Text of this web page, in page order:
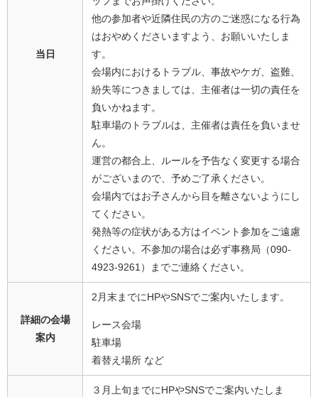
当日
他の参加者や近隣住民の方のご迷惑になる行為
はおやめくださいますよう、お願いいたしま
す。
会場内におけるトラブル、事故やケガ、盗難、
紛失等につきましては、主催者は一切の責任を
負いかねます。
駐車場のトラブルは、主催者は責任を負いませ
ん。
運営の都合上、ルールを予告なく変更する場合
がございまので、予めご了承ください。
会場内ではお子さんから目を離さないようにし
てください。
発熱等の症状がある方はイベント参加をご遠慮
ください。不参加の場合は必ず事務局（090-
4923-9261）までご連絡ください。
詳細の会場
案内
2月末までにHPやSNSでご案内いたします。
レース会場
駐車場
着替え場所 など
３月上旬までにHPやSNSでご案内いたしま